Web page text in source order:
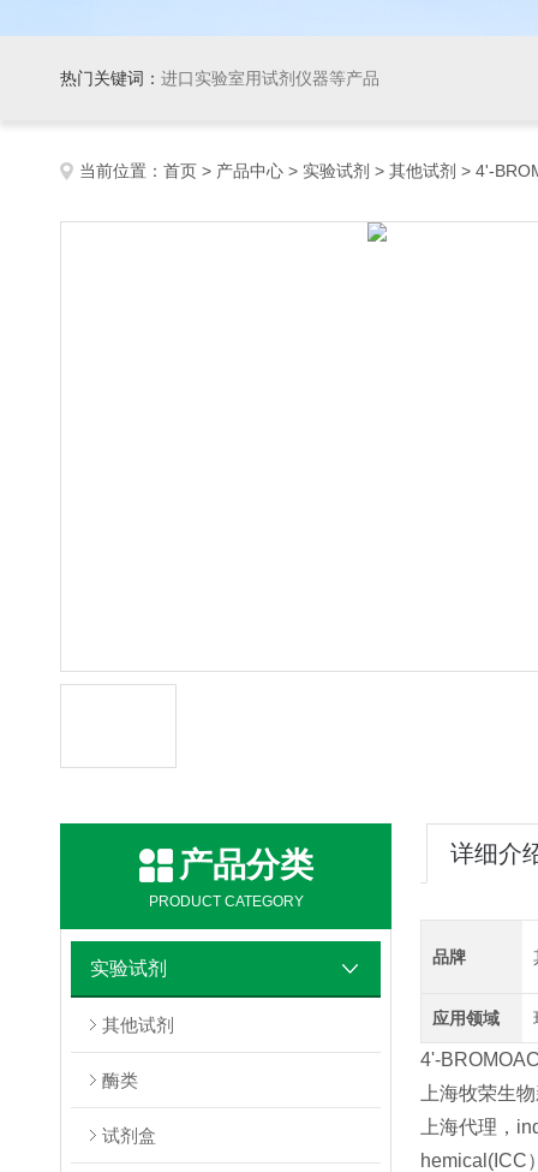
热门关键词： 进口实验室用试剂仪器等产品
当前位置： 首页 > 产品中心 > 实验试剂 > 其他试剂 > 4'-
产品分类
PRODUCT CATEGORY
实验试剂
其他试剂
酶类
试剂盒
详细介
品牌
应用领域
4'-
上海牧荣生
上海代理，
hemical(ICC